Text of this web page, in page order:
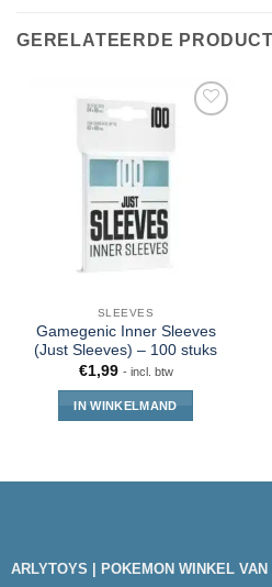
GERELATEERDE
SLEEVES
Gamegenic Inner Sleeves
(Just Sleeves) – 100 stuks
€1,99 - incl. btw
IN WINKELMAND
ARLYTOYS | POKEMON WINKEL